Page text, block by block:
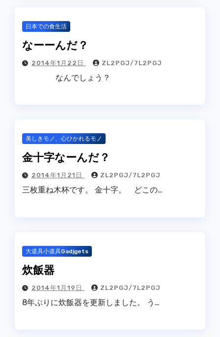
日本での食生活
なーーんだ？
2014年1月22日 ZL2PGJ/7L2PGJ
なんでしょう？
美しきモノ、心ひかれるモノ
金十字なーんだ？
2014年1月21日 ZL2PGJ/7L2PGJ
三枚重ね木杯です。 金十字。 どこの…
大道具小道具Gadjgets
炊飯器
2014年1月19日 ZL2PGJ/7L2PGJ
8年ぶりに炊飯器を更新しました。 う…